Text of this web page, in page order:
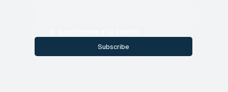
Subscribe